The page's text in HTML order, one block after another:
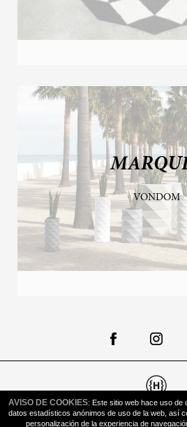
VONDOM
Todos los derechos reservados ©
Cookies|Aviso
AVISO DE COOKIES: Este sitio web hace uso de
datos estadísticos anónimos de uso de la web, así
personalización de la experiencia de